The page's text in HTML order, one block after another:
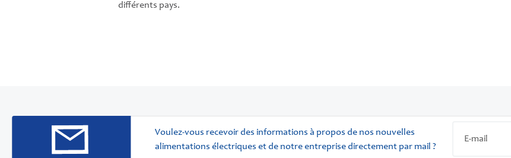
différents pays.
Voulez-vous recevoir des informations à propos de nos nouvelles
alimentations électriques et de notre entreprise directement par mail ?